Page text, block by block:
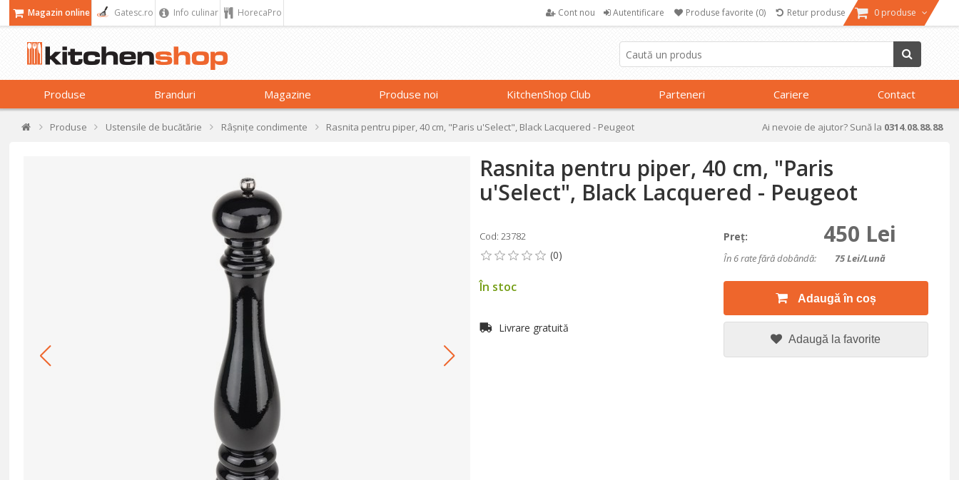
Magazin online Gatesc.ro Info culinar HorecaPro Cont nou Autentificare Produse favorite (0) Retur produse 0 produse
Produse Branduri Magazine Produse noi KitchenShop Club Parteneri Cariere Contact
Produse Ustensile de bucătărie Râșnițe condimente Rasnita pentru piper, 40 cm, "Paris u'Select", Black Lacquered - Peugeot Ai nevoie de ajutor? Sună la 0314.08.88.88
Rasnita pentru piper, 40 cm, "Paris
u'Select", Black Lacquered - Peugeot
Cod: 23782
În stoc
Livrare gratuită
Preţ: 450 Lei
În 6 rate fără dobândă: 75Lei/lună
Adaugă în coș
Adaugă la favorite